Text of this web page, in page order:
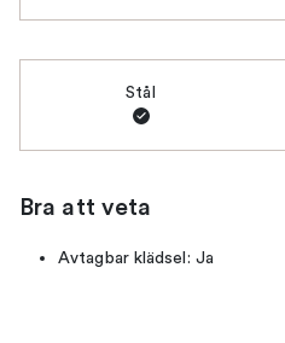
Stål
Bra att veta
Avtagbar klädsel: Ja